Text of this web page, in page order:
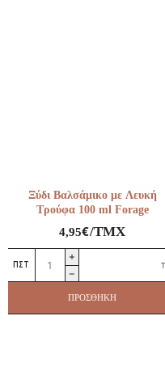
Ξύδι Βαλσάμικο με Λευκή
Τρούφα 100 ml Forage
4,95€/ΤΜΧ
Ξύδι
Βαλσάμικο
Λευκή
ΠΡΟΣΘΉΚΗ